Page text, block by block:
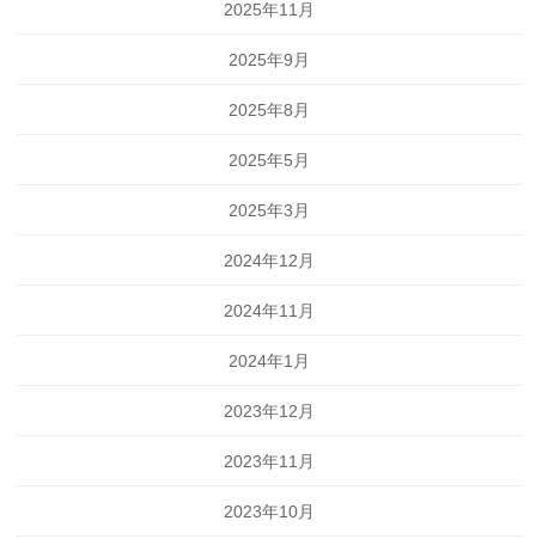
2025年11月
2025年9月
2025年8月
2025年5月
2025年3月
2024年12月
2024年11月
2024年1月
2023年12月
2023年11月
2023年10月